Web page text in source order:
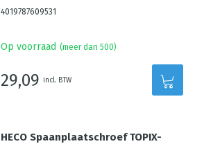
4019787609531
Op voorraad (meer dan 500)
29,09 incl. BTW
HECO Spaanplaatschroef TOPIX-